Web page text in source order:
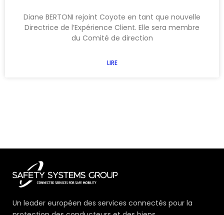
Diane BERTONI rejoint Coyote en tant que nouvelle
Directrice de l’Expérience Client. Elle sera membre
du Comité de direction
LIRE
Un leader européen des services connectés pour la